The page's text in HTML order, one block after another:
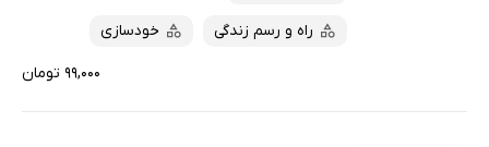
راه و رسم زندگی خودسازی
۹۹,۰۰۰ تومان